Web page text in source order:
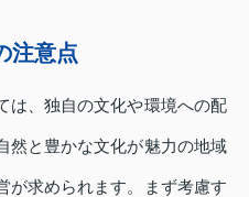
注意点
は、独自の文化や環境への配
然と豊かな文化が魅力の地域
が求められます。まず考慮す